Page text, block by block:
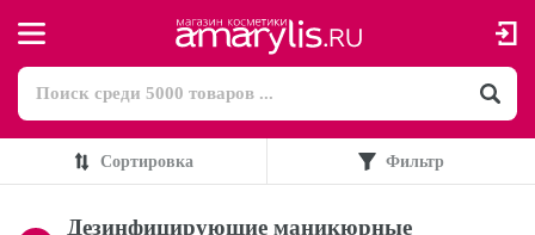
Сортировка Фильтр
Дезинфицирующие маникюрные